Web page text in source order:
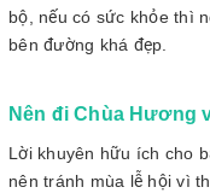
bộ, nếu có sức khỏe thì
bên đường khá đẹp.
Nên đi Chùa Hương
Lời khuyên hữu ích cho
nên tránh mùa lễ hội vì